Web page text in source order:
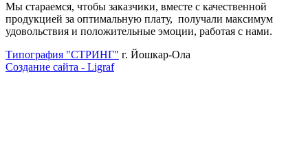
Мы стараемся, чтобы заказчики, вместе с качественной
продукцией за оптимальную плату, получали максимум
удовольствия и положительные эмоции, работая с нами.
Типография "СТРИНГ" г. Йошкар-Ола
Cоздание сайта - Ligraf